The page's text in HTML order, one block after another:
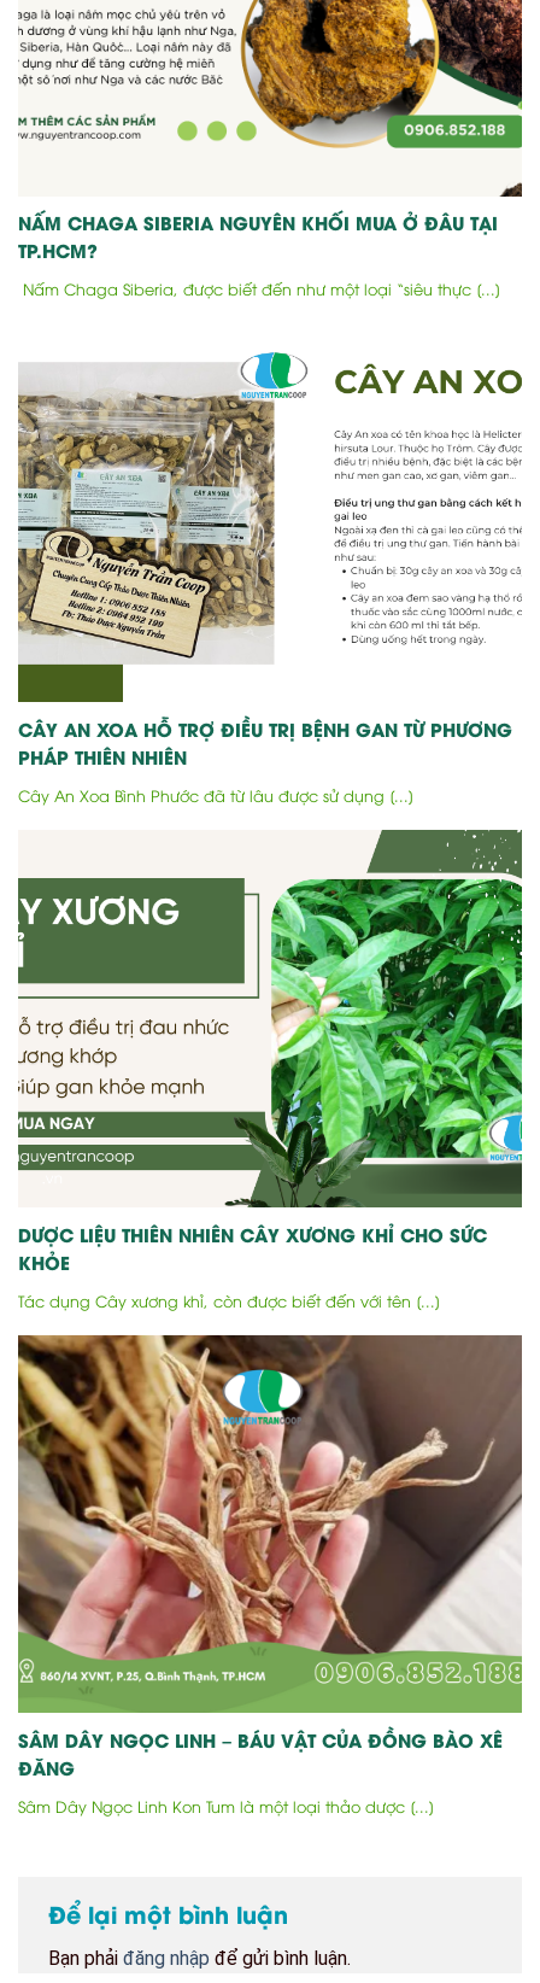
NẤM CHAGA SIBERIA NGUYÊN KHỐI MUA Ở ĐÂU TẠI
TP.HCM?
Nấm Chaga Siberia, được biết đến như một loại “siêu thực [...]
CÂY AN XOA HỖ TRỢ ĐIỀU TRỊ BỆNH GAN TỪ PHƯƠNG
PHÁP THIÊN NHIÊN
Cây An Xoa Bình Phước đã từ lâu được sử dụng [...]
DƯỢC LIỆU THIÊN NHIÊN CÂY XƯƠNG KHỈ CHO SỨC
KHỎE
Tác dụng Cây xương khỉ, còn được biết đến với tên [...]
SÂM DÂY NGỌC LINH – BÁU VẬT CỦA ĐỒNG BÀO XÊ
ĐĂNG
Sâm Dây Ngọc Linh Kon Tum là một loại thảo dược [...]
Để lại một bình luận
Bạn phải đăng nhập để gửi bình luận.